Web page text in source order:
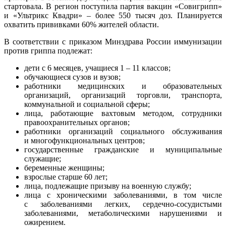
стартовала. В регион поступила партия вакцин «Совигрипп»
и «Ультрикс Квадри» – более 550 тысяч доз. Планируется
охватить прививками 60% жителей области.
В соответствии с приказом Минздрава России иммунизации
против гриппа подлежат:
дети с 6 месяцев, учащиеся 1 – 11 классов;
обучающиеся сузов и вузов;
работники медицинских и образовательных
организаций, организаций торговли, транспорта,
коммунальной и социальной сферы;
лица, работающие вахтовым методом, сотрудники
правоохранительных органов;
работники организаций социального обслуживания
и многофункциональных центров;
государственные гражданские и муниципальные
служащие;
беременные женщины;
взрослые старше 60 лет;
лица, подлежащие призыву на военную службу;
лица с хроническими заболеваниями, в том числе
с заболеваниями легких, сердечно-сосудистыми
заболеваниями, метаболическими нарушениями и
ожирением.